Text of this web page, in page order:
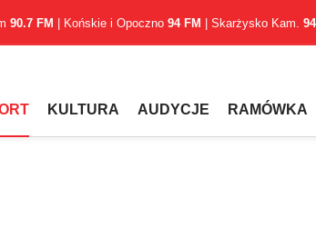
90.7 FM | Końskie i Opoczno 94 FM | Skarżysko Kam.
KULTURA AUDYCJE RAMÓWKA